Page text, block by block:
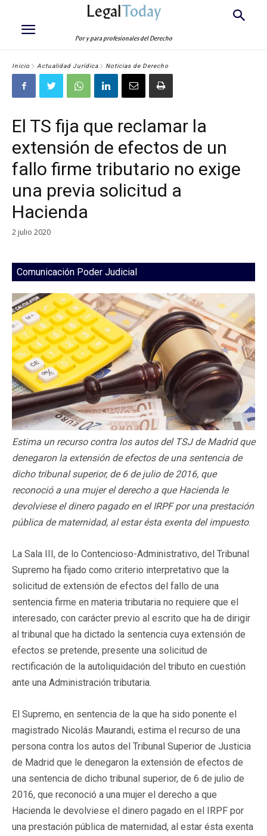
LegalToday
Por y para profesionales del Derecho
Inicio Actualidad Jurídica Noticias de Derecho
El TS fija que reclamar la
extensión de efectos de un
fallo firme tributario no exige
una previa solicitud a
Hacienda
2 julio 2020
Comunicación Poder Judicial
Estima un recurso contra los autos del TSJ de Madrid que
denegaron la extensión de efectos de una sentencia de
dicho tribunal superior, de 6 de julio de 2016, que
reconoció a una mujer el derecho a que Hacienda le
devolviese el dinero pagado en el IRPF por una prestación
pública de maternidad, al estar ésta exenta del impuesto.
La Sala III, de lo Contencioso-Administrativo, del Tribunal
Supremo ha fijado como criterio interpretativo que la
solicitud de extensión de efectos del fallo de una
sentencia firme en materia tributaria no requiere que el
interesado, con carácter previo al escrito que ha de dirigir
al tribunal que ha dictado la sentencia cuya extensión de
efectos se pretende, presente una solicitud de
rectificación de la autoliquidación del tributo en cuestión
ante una Administración tributaria.
El Supremo, en sentencia de la que ha sido ponente el
magistrado Nicolás Maurandi, estima el recurso de una
persona contra los autos del Tribunal Superior de Justicia
de Madrid que le denegaron la extensión de efectos de
una sentencia de dicho tribunal superior, de 6 de julio de
2016, que reconoció a una mujer el derecho a que
Hacienda le devolviese el dinero pagado en el IRPF por
una prestación pública de maternidad, al estar ésta exenta